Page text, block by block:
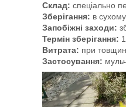
Склад: спеціально
Зберігання: в
Запобіжні заходи:
Термін зберігання:
Витрата: при
Застосування: